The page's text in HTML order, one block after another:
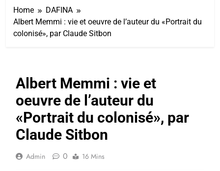
Home
DAFINA
Albert Memmi : vie et oeuvre de l’auteur du «Portrait du
colonisé», par Claude Sitbon
Albert Memmi : vie et
oeuvre de l’auteur du
«Portrait du colonisé», par
Claude Sitbon
Admin 0 16 Mins